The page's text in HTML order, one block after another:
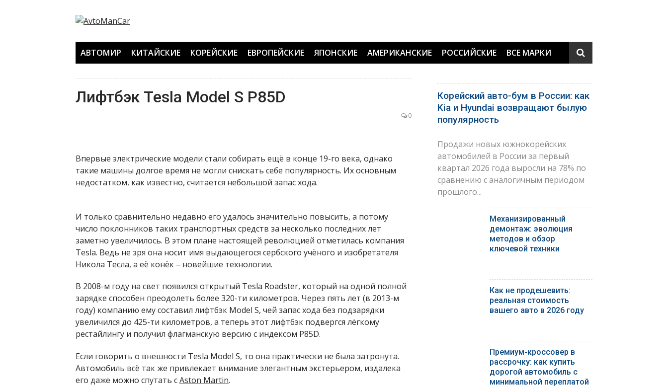
АВТОМИР КИТАЙСКИЕ КОРЕЙСКИЕ ЕВРОПЕЙСКИЕ ЯПОНСКИЕ АМЕРИКАНСКИЕ РОССИЙСКИЕ ВСЕ МАРКИ
Лифтбэк Tesla Model S P85D
0
Впервые электрические модели стали собирать ещё в конце 19-го века, однако
такие машины долгое время не могли снискать себе популярность. Их основным
недостатком, как известно, считается небольшой запас хода.
И только сравнительно недавно его удалось значительно повысить, а потому
число поклонников таких транспортных средств за несколько последних лет
заметно увеличилось. В этом плане настоящей революцией отметилась компания
Tesla. Ведь не зря она носит имя выдающегося сербского учёного и изобретателя
Никола Тесла, а её конёк – новейшие технологии.
В 2008-м году на свет появился открытый Tesla Roadster, который на одной полной
зарядке способен преодолеть более 320-ти километров. Через пять лет (в 2013-м
году) компанию ему составил лифтбэк Model S, чей запас хода без подзарядки
увеличился до 425-ти километров, а теперь этот лифтбэк подвергся лёгкому
рестайлингу и получил флагманскую версию с индексом P85D.
Если говорить о внешности Tesla Model S, то она практически не была затронута.
Автомобиль всё так же привлекает внимание элегантным экстерьером, издалека
его даже можно спутать сAston Martin.
Корейский авто-бум в России: как
Kia и Hyundai возвращают былую
популярность
Продажи новых южнокорейских
автомобилей в России за первый
квартал 2026 года выросли на 78% по
сравнению с аналогичным периодом
прошлого...
Механизированный
демонтаж: эволюция
методов и обзор
ключевой техники
Как не продешевить:
реальная стоимость
вашего авто в 2026 году
Премиум-кроссовер в
рассрочку: как купить
дорогой автомобиль с
минимальной переплатой